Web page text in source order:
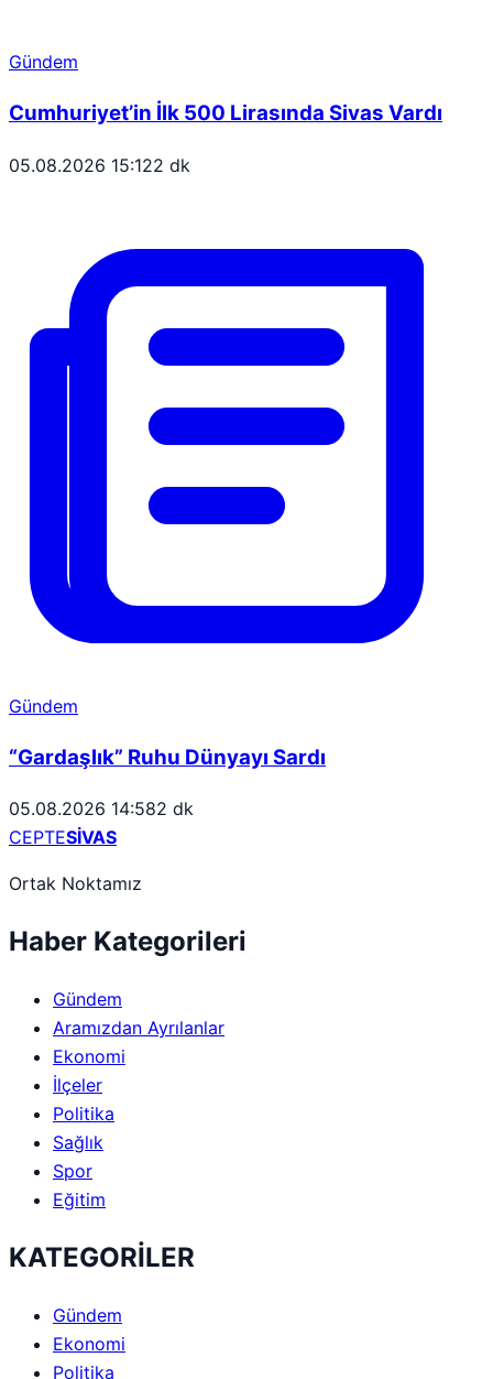
Gündem
Cumhuriyet’in İlk 500 Lirasında Sivas Vardı
05.08.2026 15:122 dk
Gündem
“Gardaşlık” Ruhu Dünyayı Sardı
05.08.2026 14:582 dk
CEPTESİVAS
Ortak Noktamız
Haber Kategorileri
Gündem
Aramızdan Ayrılanlar
Ekonomi
İlçeler
Politika
Sağlık
Spor
Eğitim
KATEGORİLER
Gündem
Ekonomi
Politika